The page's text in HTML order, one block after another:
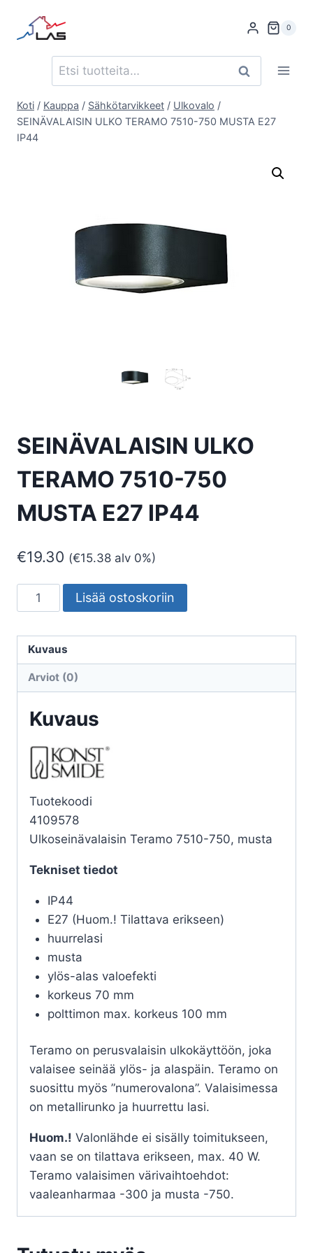
sisältöön
0
Etsi: Haku
Koti / Kauppa / Sähkötarvikkeet / Ulkovalo /
SEINÄVALAISIN ULKO TERAMO 7510-750 MUSTA E27
IP44
SEINÄVALAISIN ULKO
TERAMO 7510-750
MUSTA E27 IP44
€19.30 (€15.38 alv 0%)
SEINÄVALAISIN
ULKO
7510-
750
IP44
määrä
Lisää ostoskoriin
Kuvaus
Arviot (0)
Kuvaus
Tuotekoodi
4109578
Ulkoseinävalaisin Teramo 7510-750, musta
Tekniset tiedot
IP44
E27 (Huom.! Tilattava erikseen)
huurrelasi
musta
ylös-alas valoefekti
korkeus 70 mm
polttimon max. korkeus 100 mm
Teramo on perusvalaisin ulkokäyttöön, joka
valaisee seinää ylös- ja alaspäin. Teramo on
suosittu myös ”numerovalona”. Valaisimessa
on metallirunko ja huurrettu lasi.
Huom.! Valonlähde ei sisälly toimitukseen,
vaan se on tilattava erikseen, max. 40 W.
Teramo valaisimen värivaihtoehdot:
vaaleanharmaa -300 ja musta -750.